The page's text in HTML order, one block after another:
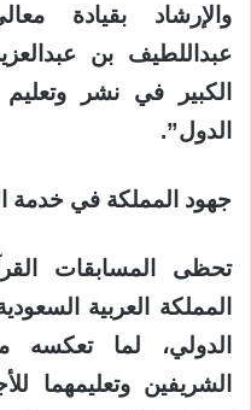
والإرشاد بقيادة
عبداللطيف بن
الكبير في نشر
الدول”.
جهود المملكة في خدمة
تحظى المسابقات
المملكة العربية
الدولي، لما تعكسه
الشريفين وتعليمهما